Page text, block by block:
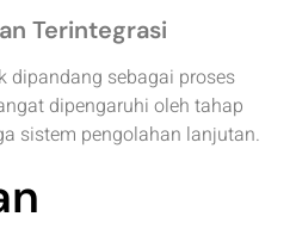
Terintegrasi
dipandang sebagai proses
dipengaruhi oleh tahap
sistem pengolahan lanjutan.